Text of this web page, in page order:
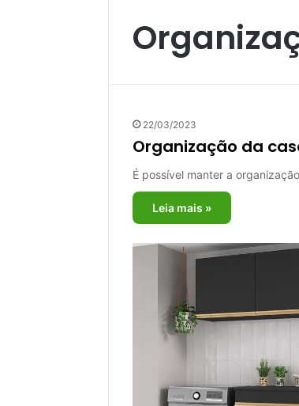
22/03/2023
Organização da
É possível manter a
Leia mais »